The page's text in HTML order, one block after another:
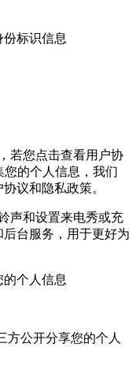
标识信息
若您点击查看用户协
的个人信息，我们
议和隐私政策。
声和设置来电秀或充
台服务，用于更好为
个人信息
方公开分享您的个人